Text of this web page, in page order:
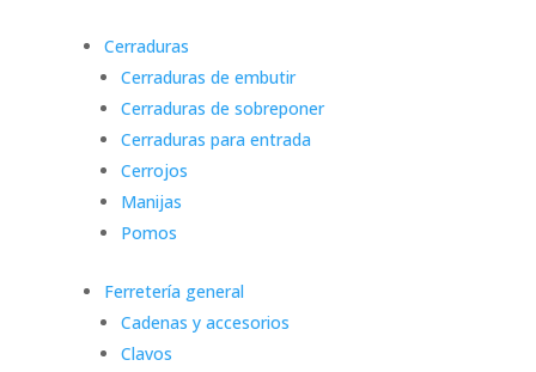
Cerraduras
Cerraduras de embutir
Cerraduras de sobreponer
Cerraduras para entrada
Cerrojos
Manijas
Pomos
Ferretería general
Cadenas y accesorios
Clavos